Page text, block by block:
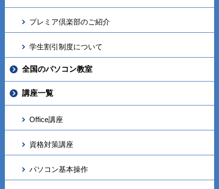
プレミア倶楽部のご紹介
学生割引制度について
全国のパソコン教室
講座一覧
Office講座
資格対策講座
パソコン基本操作